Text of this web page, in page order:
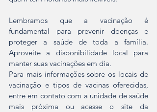
Lembramos que a vacinação é
fundamental para prevenir doenças e
proteger a saúde de toda a família.
Aproveite a disponibilidade local para
manter suas vacinações em dia.
Para mais informações sobre os locais de
vacinação e tipos de vacinas oferecidas,
entre em contato com a unidade de saúde
mais próxima ou acesse o site da